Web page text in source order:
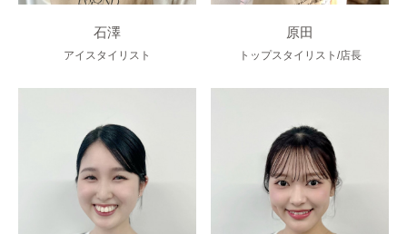
石澤
アイスタイリスト
原田
トップスタイリスト/店長